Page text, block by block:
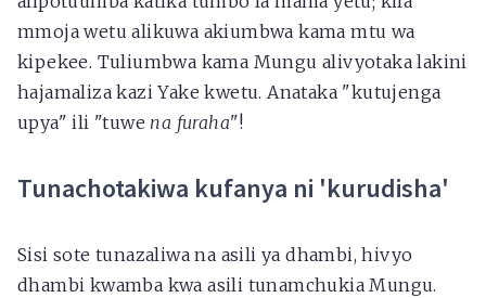
mmoja wetu alikuwa akiumbwa kama mtu wa
kipekee. Tuliumbwa kama Mungu alivyotaka lakini
hajamaliza kazi Yake kwetu. Anataka "kutujenga
upya" ili "tuwe na furaha"!
Tunachotakiwa kufanya ni 'kurudisha'
Sisi sote tunazaliwa na asili ya dhambi, hivyo
dhambi kwamba kwa asili tunamchukia Mungu.